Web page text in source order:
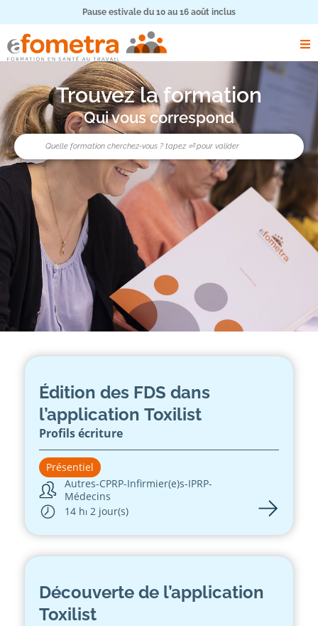
Pause estivale du 10 au 16 août inclus
Trouvez la formation
Qui vous correspond
search
Rechercher
Édition des FDS dans
l’application Toxilist
Profils écriture
Présentiel
Autres-CPRP-Infirmier(e)s-IPRP-
Médecins
14 h⏐ 2 jour(s)
Découverte de l’application
Toxilist